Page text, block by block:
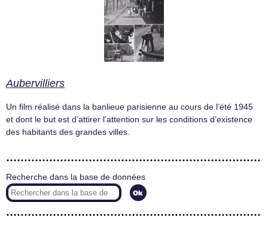
Aubervilliers
Un film réalisé dans la banlieue parisienne au cours de l’été 1945
et dont le but est d’attirer l’attention sur les conditions d’existence
des habitants des grandes villes.
Recherche dans la base de données